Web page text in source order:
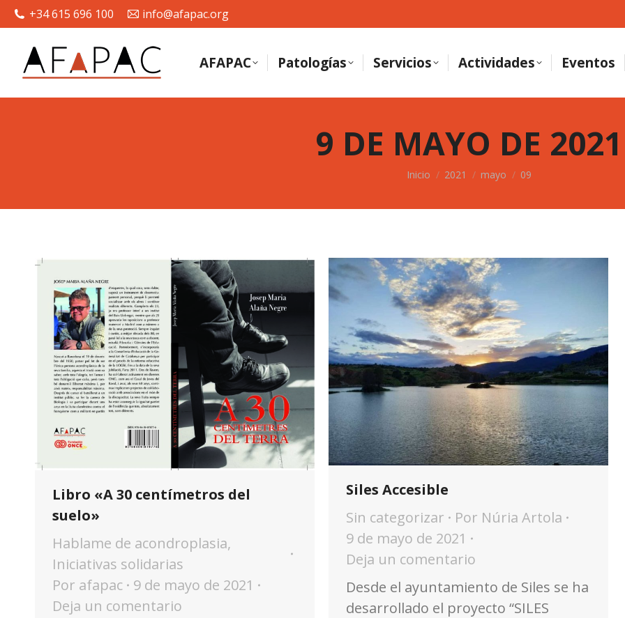
+34 615 696 100 info@afapac.org
AFAPAC Patologías Servicios Actividades Eventos
9 DE MAYO DE 2021
Estás aquí:
Inicio 2021 mayo 09
Libro «A 30 centímetros del
suelo»
Hablame de acondroplasia,
Iniciativas solidarias
Por afapac 9 de mayo de 2021
Deja un comentario
Siles Accesible
Sin categorizar
Por Núria Artola
9 de mayo de 2021
Deja un comentario
Desde el ayuntamiento de Siles se ha
desarrollado el proyecto “SILES